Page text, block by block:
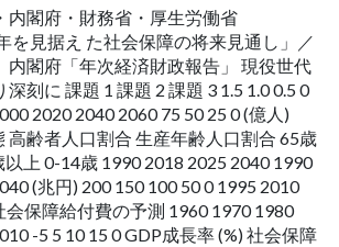
内閣府・財務省・厚生労働省
見据え た社会保障の将来見通し」／
内閣府「年次経済財政報告」 現役世代
刻に 課題 1 課題 2 課題 3 1.5 1.0 0.5 0
2020 2040 2060 75 50 25 0 (億人)
高齢者人口割合 生産年齢人口割合 65歳
上 0-14歳 1990 2018 2025 2040 1990
(兆円) 200 150 100 50 0 1995 2010
会保障給付費の予測 1960 1970 1980
-5 5 10 15 0 GDP成長率 (%) 社会保障